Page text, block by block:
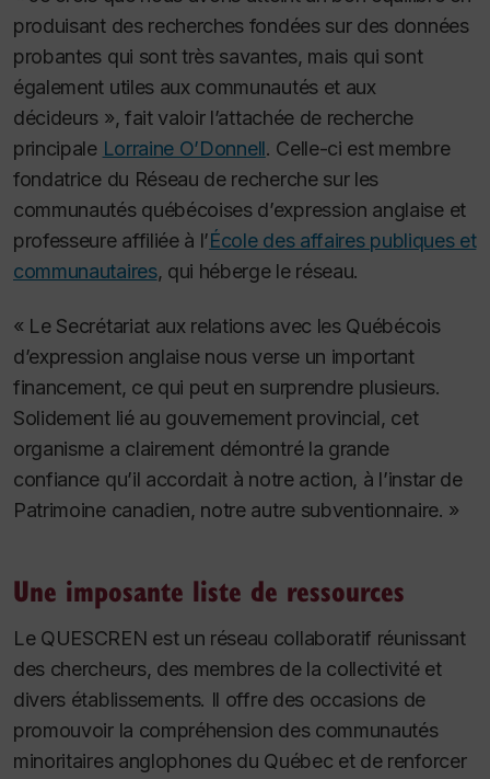
produisant des recherches fondées sur des données
probantes qui sont très savantes, mais qui sont
également utiles aux communautés et aux
décideurs », fait valoir l’attachée de recherche
principale Lorraine O’Donnell. Celle-ci est membre
fondatrice du Réseau de recherche sur les
communautés québécoises d’expression anglaise et
professeure affiliée à l’École des affaires publiques et
communautaires, qui héberge le réseau.
« Le Secrétariat aux relations avec les Québécois
d’expression anglaise nous verse un important
financement, ce qui peut en surprendre plusieurs.
Solidement lié au gouvernement provincial, cet
organisme a clairement démontré la grande
confiance qu’il accordait à notre action, à l’instar de
Patrimoine canadien, notre autre subventionnaire. »
Une imposante liste de ressources
Le QUESCREN est un réseau collaboratif réunissant
des chercheurs, des membres de la collectivité et
divers établissements. Il offre des occasions de
promouvoir la compréhension des communautés
minoritaires anglophones du Québec et de renforcer